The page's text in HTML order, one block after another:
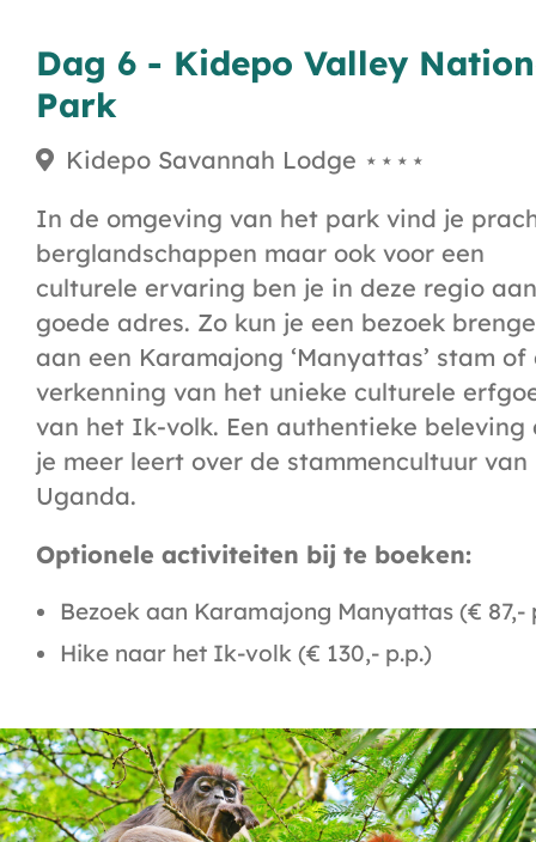
Dag 6 - Kidepo Valley
Park
Kidepo Savannah Lodge ⋆⋆⋆⋆
In de omgeving van het park vind je
berglandschappen maar ook voor een
culturele ervaring ben je in deze regio
goede adres. Zo kun je een bezoek
aan een Karamajong ‘Manyattas’ stam of
verkenning van het unieke culturele
van het Ik-volk. Een authentieke beleving
je meer leert over de stammencultuur van
Uganda.
Optionele activiteiten bij te boeken:
Bezoek aan Karamajong Manyattas (€ 87,-
Hike naar het Ik-volk (€ 130,- p.p.)